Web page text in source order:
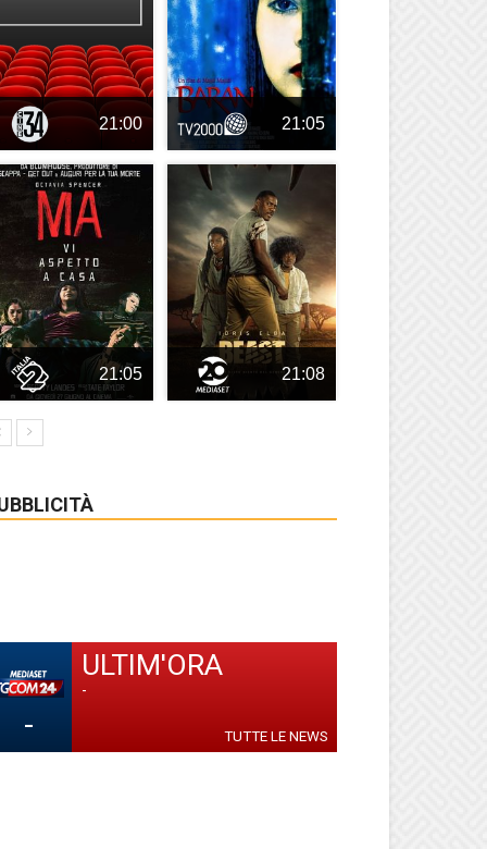
21:00 21:05
21:05 21:08
-
ULTIM'ORA
-
TUTTE LE NEWS